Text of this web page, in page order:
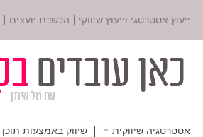
ייעוץ אסטרטגי וייעוץ שיווקי הכשרת יועצים
אסטרטגיה שיווקית שיווק באמצעות תוכן